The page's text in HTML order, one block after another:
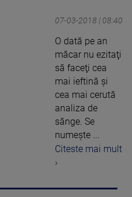
07-03-2018 | 08:40
O dată pe an
măcar nu ezitaţi
să faceţi cea
mai ieftină şi
cea mai cerută
analiza de
sânge. Se
numeşte ...
Citeste mai mult
›